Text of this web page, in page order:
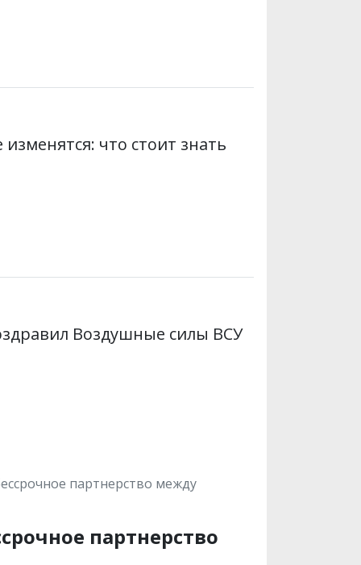
что стоит знать
Воздушные силы ВСУ
партнерство между
партнерство